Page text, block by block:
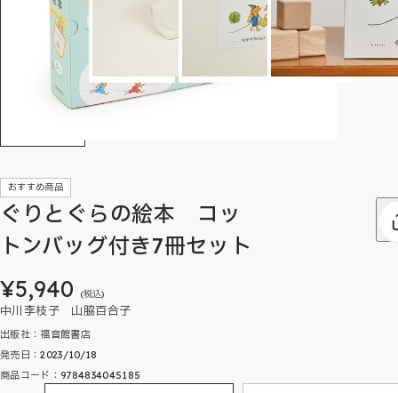
おすすめ商品
ぐりとぐらの絵本 コッ
トンバッグ付き7冊セット
¥5,940 (税込)
中川李枝子 山脇百合子
出版社：福音館書店
発売日：2023/10/18
商品コード：9784834045185